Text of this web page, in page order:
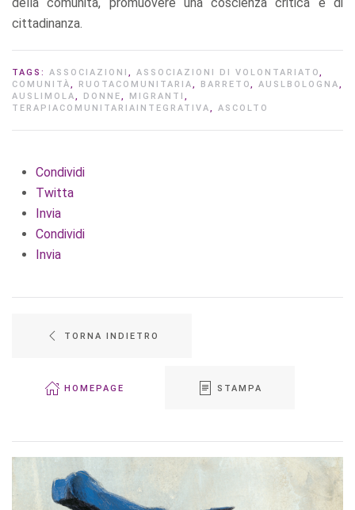
cittadinanza.
TAGS: ASSOCIAZIONI , ASSOCIAZIONI DI VOLONTARIATO,
COMUNITÀ, RUOTACOMUNITARIA, BARRETO, AUSLBOLOGNA,
AUSLIMOLA, DONNE, MIGRANTI ,
TERAPIACOMUNITARIAINTEGRATIVA, ASCOLTO
Condividi
Twitta
Invia
Condividi
Invia
TORNA INDIETRO
HOMEPAGE STAMPA